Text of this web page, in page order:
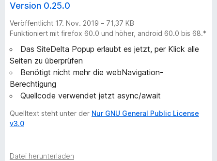
Version 0.25.0
Veröffentlicht 17. Nov. 2019 – 71,37 KB
Funktioniert mit firefox 60.0 und höher, android 60.0 bis 68.*
Das SiteDelta Popup erlaubt es jetzt, per Klick alle
Seiten zu überprüfen
Benötigt nicht mehr die webNavigation-
Berechtigung
Quellcode verwendet jetzt async/await
Quelltext steht unter der Nur GNU General Public License
v3.0
Datei herunterladen